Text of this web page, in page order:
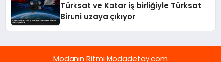
Türksat ve Katar iş birliğiyle Türksat
Biruni uzaya çıkıyor
Modanın Ritmi Modadetay.com